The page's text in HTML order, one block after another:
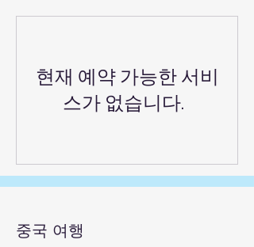
현재 예약 가능한 서비
스가 없습니다.
중국 여행